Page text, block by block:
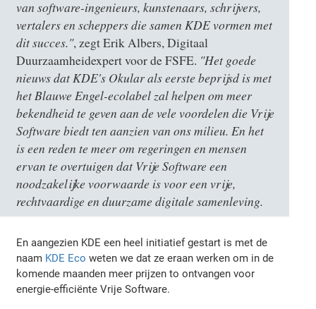
van software-ingenieurs, kunstenaars, schrijvers,
vertalers en scheppers die samen KDE vormen met
dit succes.", zegt Erik Albers, Digitaal
Duurzaamheidexpert voor de FSFE. "Het goede
nieuws dat KDE's Okular als eerste beprijsd is met
het Blauwe Engel-ecolabel zal helpen om meer
bekendheid te geven aan de vele voordelen die Vrije
Software biedt ten aanzien van ons milieu. En het
is een reden te meer om regeringen en mensen
ervan te overtuigen dat Vrije Software een
noodzakelijke voorwaarde is voor een vrije,
rechtvaardige en duurzame digitale samenleving.
En aangezien KDE een heel initiatief gestart is met de
naam KDE Eco weten we dat ze eraan werken om in de
komende maanden meer prijzen to ontvangen voor
energie-efficiënte Vrije Software.